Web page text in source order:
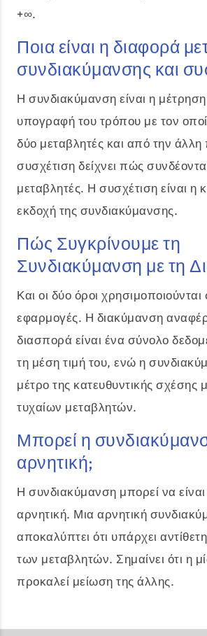
+∞.
Ποια είναι η διαφορά
συνδιακύμανσης και
Η συνδιακύμανση είναι η μέτρηση
υπογραφή του τρόπου με τον
δύο μεταβλητές και από την
συσχέτιση δείχνει πώς
μεταβλητές. Η συσχέτιση είναι η
εκδοχή της συνδιακύμανσης.
Πώς Συγκρίνουμε τη
Συνδιακύμανση με τη
Και οι δύο όροι χρησιμοποιούνται
εφαρμογές. Η διακύμανση
διασπορά είναι ένα σύνολο
τη μέση τιμή του, ενώ η
μέτρο της κατευθυντικής σχέσης
τυχαίων μεταβλητών.
Μπορεί η
αρνητική;
Η συνδιακύμανση μπορεί να είναι
αρνητική. Μια αρνητική
αποκαλύπτει ότι υπάρχει
των μεταβλητών. Σημαίνει ότι η
προκαλεί μείωση της άλλης.